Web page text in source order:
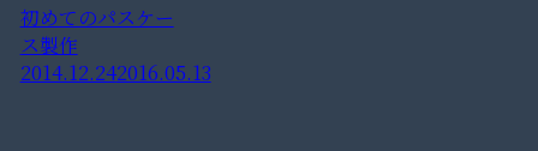
初めてのパスケー
ス製作
2014.12.242016.05.13